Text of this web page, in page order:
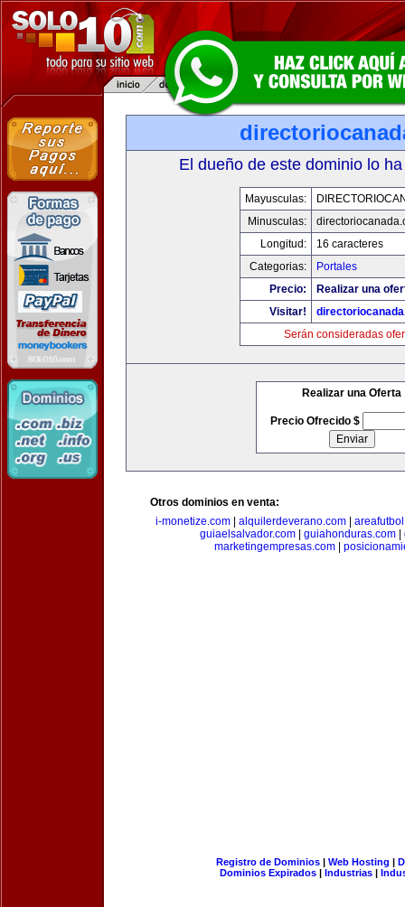
El dueño de este dominio lo
Mayusculas:
Minusculas:
Longitud:
16 caracteres
Categorias:
Portales
Precio:
Realizar una
Visitar!
Serán consideradas
Realizar una Oferta
Precio Ofrecido $
Otros dominios en venta:
i-monetize.com
alquilerdeverano.com
guiaelsalvador.com| guiahonduras.com|
marketingempresas.com
Registro de Dominios| Web Hosting |
Dominios Expirados | Industrias |